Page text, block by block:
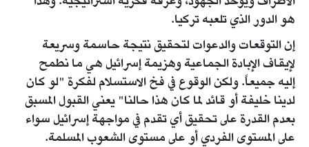
هو الدور الذي تلعبه تركيا.
إن التوقعات والدعوات لتحقيق نتيجة حاسمة وسريعة
لإيقاف الإبادة الجماعية وهزيمة إسرائيل هي ما نطمح
إليه جميعاً. ولكن الوقوع في فخ الاستسلام لفكرة "لو كان
لدينا خليفة أو قائد لما كان هذا حالنا" يعني القبول المسبق
بعدم القدرة على تحقيق أي تقدم في مواجهة إسرائيل سواء
على المستوى الفردي أو على مستوى الشعوب المسلمة.